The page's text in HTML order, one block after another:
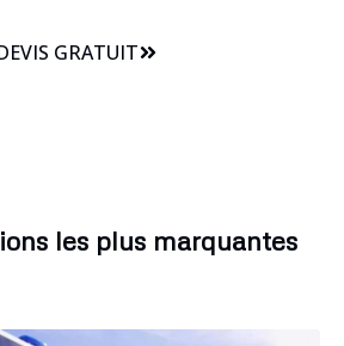
GRATUIT
les plus marquantes